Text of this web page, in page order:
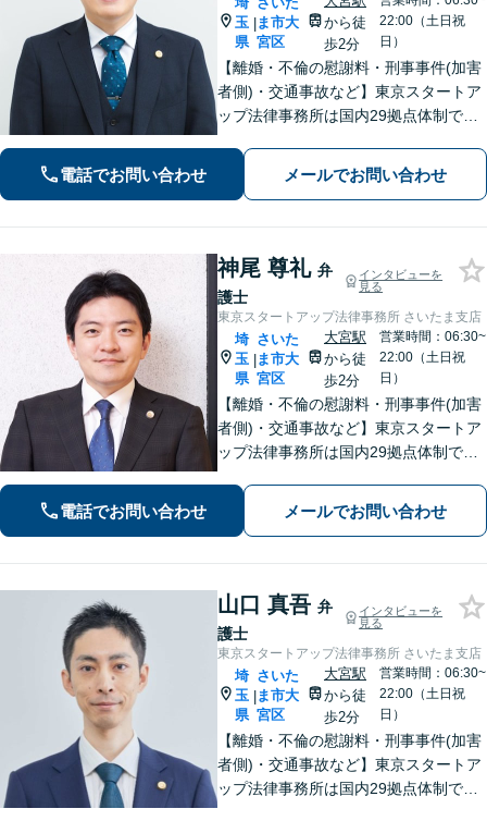
玉
県
|ま市大
宮区
から徒
歩2分
22:00（土日祝
日）
【離婚・不倫の慰謝料・刑事事件(加害
者側)・交通事故など】東京スタートア
ップ法律事務所は国内29拠点体制で全
対応(法律相談は完全予約制)】各分野で
専門性の高い弁護士が寄り添い解決を
電話でお問い合わせ メールでお問い合わせ
神尾 尊礼 弁
護士
インタビューを
見る
東京スタートアップ法律事務所 さいたま支店
埼
玉
県
|
さいた
ま市大
宮区
大宮駅
から徒
歩2分
営業時間：06:30~
22:00（土日祝
日）
【離婚・不倫の慰謝料・刑事事件(加害
者側)・交通事故など】東京スタートア
ップ法律事務所は国内29拠点体制で全
対応(法律相談は完全予約制)】各分野で
専門性の高い弁護士が寄り添い解決を
電話でお問い合わせ メールでお問い合わせ
山口 真吾 弁
護士
インタビューを
見る
東京スタートアップ法律事務所 さいたま支店
埼
玉
県
|
さいた
ま市大
宮区
大宮駅
から徒
歩2分
営業時間：06:30~
22:00（土日祝
日）
【離婚・不倫の慰謝料・刑事事件(加害
者側)・交通事故など】東京スタートア
ップ法律事務所は国内29拠点体制で全